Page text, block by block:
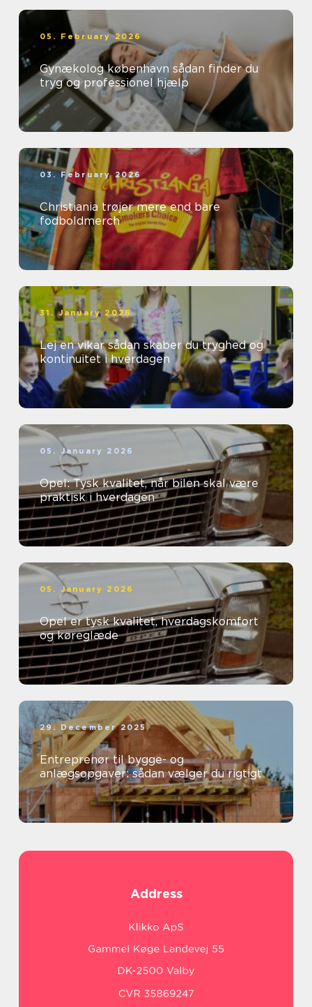
05. February 2026
Gynækolog københavn sådan finder du
tryg og professionel hjælp
03. February 2026
Christiania trøjer mere end bare
fodboldmerch
31. January 2026
Lej en vikar sådan skaber du tryghed og
kontinuitet i hverdagen
05. January 2026
Opel: Tysk kvalitet, når bilen skal være
praktisk i hverdagen
05. January 2026
Opel er tysk kvalitet, hverdagskomfort
og køreglæde
29. December 2025
Entreprenør til bygge- og
anlægsopgaver: sådan vælger du rigtigt
Address